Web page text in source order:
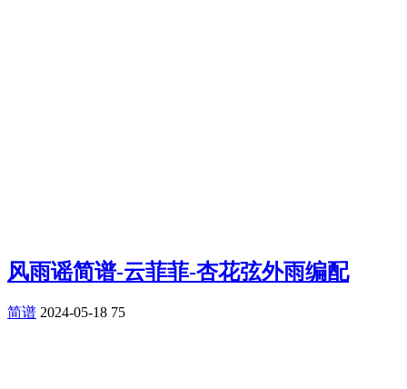
风雨谣简谱-云菲菲-杏花弦外雨编配
简谱 2024-05-18 75